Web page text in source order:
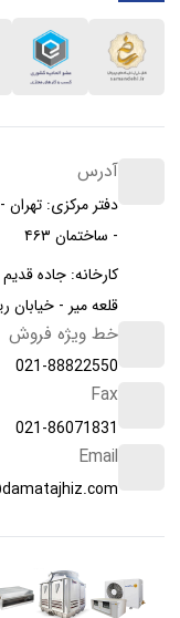
آدرس
دفتر مرکزی: تهران
- ساختمان ۴۶۳
کارخانه: جاده
قلعه میر - خیابان
خط ویژه فروش
021-88822550
Fax
021-86071831
Email